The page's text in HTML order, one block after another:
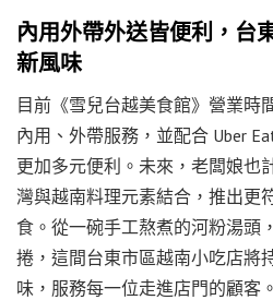
內用外帶外送皆便利，台
新風味
目前《雪兒台越美食館》營業時
內用、外帶服務，並配合 Uber
更加多元便利。未來，老闆娘也
灣與越南料理元素結合，推出更
食。從一碗手工熬煮的河粉湯頭
捲，這間台東市區越南小吃店將
味，服務每一位走進店門的顧客。